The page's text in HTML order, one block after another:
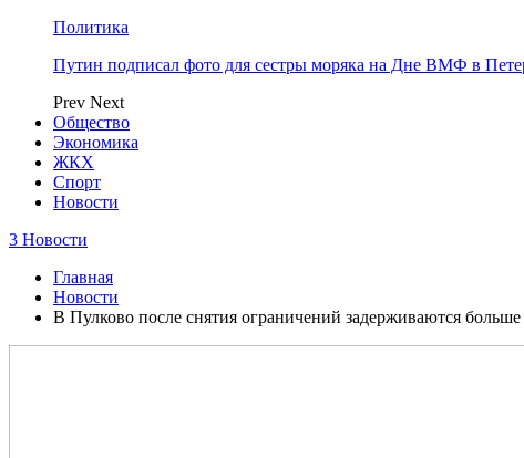
Политика
Путин подписал фото для сестры моряка на Дне ВМФ в
Prev Next
Общество
Экономика
ЖКХ
Спорт
Новости
3 Новости
Главная
Новости
В Пулково после снятия ограничений задерживаются больше